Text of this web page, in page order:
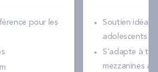
pour les
Soutien idéal
adolescents
S'adapte à
mezzanines